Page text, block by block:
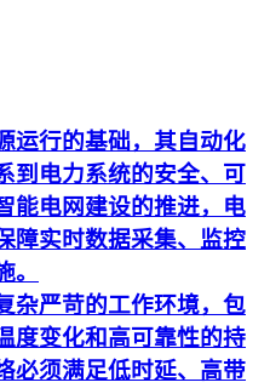
运行的基础，其自动化
到电力系统的安全、可
能电网建设的推进，电
障实时数据采集、监控
杂严苛的工作环境，包
度变化和高可靠性的持
必须满足低时延、高带